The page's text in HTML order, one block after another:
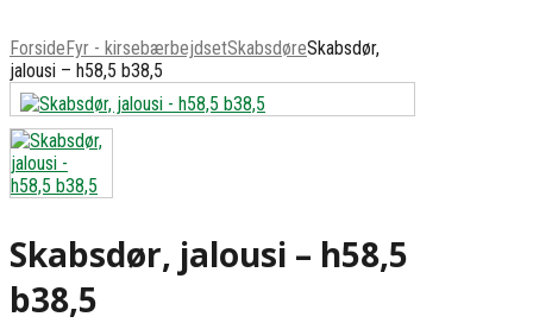
ForsideFyr - kirsebærbejdsetSkabsdøreSkabsdør,
jalousi – h58,5 b38,5
Skabsdør, jalousi – h58,5
b38,5